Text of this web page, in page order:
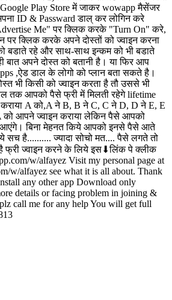
Play Store में जाकर wowapp मैसेंजर
ID & Passward डाल् कर लोगिन करे
Me" पर क्लिक करके "Turn On" करे,
क्लिक करके अपने दोस्तों को ज्वाइन करना
बडाते रहे और साथ-साथ इन्कम को भी बडाते
बात अपने दोस्त को बतानी है। या फिर आप
,ऐड डाल के लोगो को प्लान बता सकते है।
भी किसी को ज्वाइन करता है तौ उससे भी
तक आपको पैसे फ्री में मिलती रहेगे lifetime
A को,A ने B, B ने C, C ने D, D ने E, E
आपने ज्वाइन कराया लेकिन पैसे आपको
बिना मेहनत किये आपको इनसे पैसे आते
सच है.......... ज्यादा सोचो मत.... पैसे लगते तो
फ्री ज्वाइन करने के लिये इस⬇लिंक पे क्लीक
w/alfayez Visit my personal page at
w/alfayez see what it is all about. Thank
any other app Download only
details or facing problem in joining &
call me for any help You will get full